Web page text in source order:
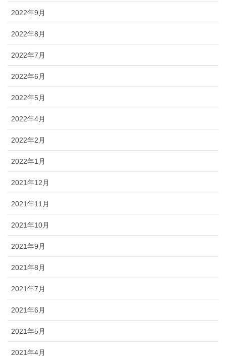
2022年9月
2022年8月
2022年7月
2022年6月
2022年5月
2022年4月
2022年2月
2022年1月
2021年12月
2021年11月
2021年10月
2021年9月
2021年8月
2021年7月
2021年6月
2021年5月
2021年4月